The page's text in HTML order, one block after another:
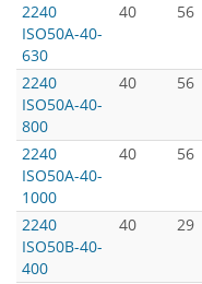
2240
ISO50A-40-
630
40 56
2240
ISO50A-40-
800
40 56
2240
ISO50A-40-
1000
40 56
2240
ISO50B-40-
400
40 29